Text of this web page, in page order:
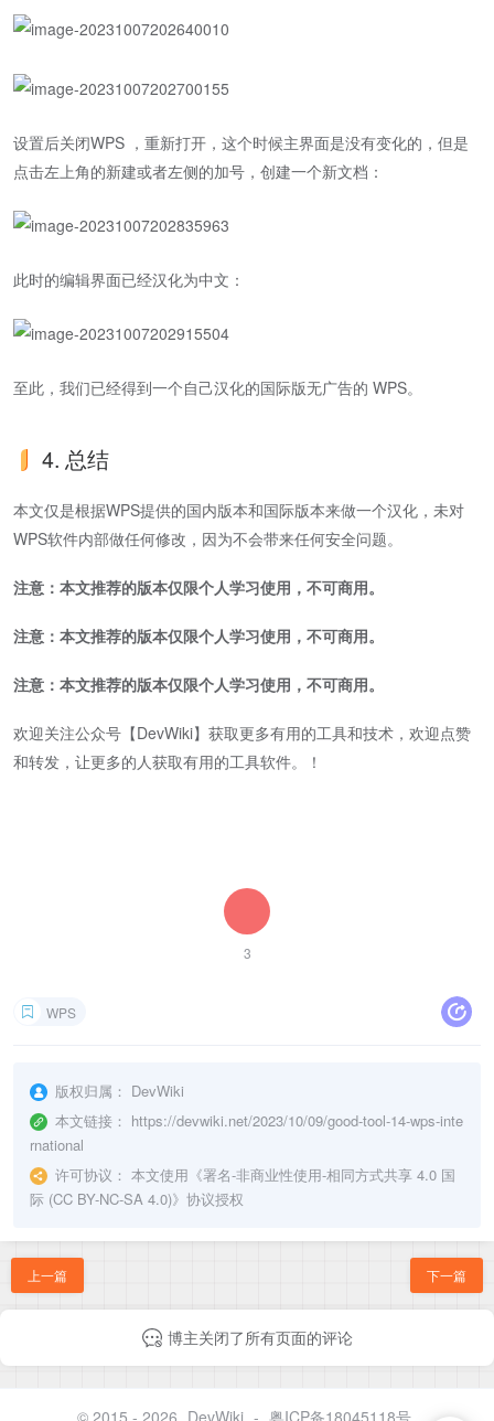
设置后关闭WPS ，重新打开，这个时候主界面是没有变化的，但是
点击左上角的新建或者左侧的加号，创建一个新文档：
此时的编辑界面已经汉化为中文：
至此，我们已经得到一个自己汉化的国际版无广告的 WPS。
4. 总结
本文仅是根据WPS提供的国内版本和国际版本来做一个汉化，未对
WPS软件内部做任何修改，因为不会带来任何安全问题。
注意：本文推荐的版本仅限个人学习使用，不可商用。
注意：本文推荐的版本仅限个人学习使用，不可商用。
注意：本文推荐的版本仅限个人学习使用，不可商用。
欢迎关注公众号【DevWiki】获取更多有用的工具和技术，欢迎点赞
和转发，让更多的人获取有用的工具软件。！
3
WPS
版权归属： DevWiki
本文链接： https://devwiki.net/2023/10/09/good-tool-14-wps-inte
rnational
许可协议： 本文使用《署名-非商业性使用-相同方式共享 4.0 国
际 (CC BY-NC-SA 4.0)》协议授权
上一篇 下一篇
博主关闭了所有页面的评论